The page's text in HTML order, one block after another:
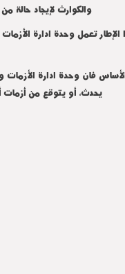
والكوارث لإيجاد حالة من
تعمل وحدة ادارة الأزمات
فان وحدة ادارة الأزمات
يحدث، أو يتوقع من أزمات